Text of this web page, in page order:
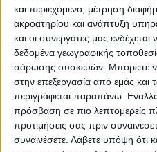
και περιεχόμενο, μέτρηση
ακροατηρίου και ανάπτυξη
και οι συνεργάτες μας
δεδομένα γεωγραφικής
σάρωσης συσκευών. Μπορείτε να
στην επεξεργασία από εμάς και
περιγράφεται παραπάνω.
πρόσβαση σε πιο λεπτομερείς
προτιμήσεις σας πριν
συναινέσετε. Λάβετε υπόψη ότι
ΚΑΛΟΓΕΡΟΙ - ΚΡΕΜΑΣΤΡΕΣ
Κρεμάστρα τοίχου Esform λευκό
μελαμίνης 80x11x18εκ
17,50€